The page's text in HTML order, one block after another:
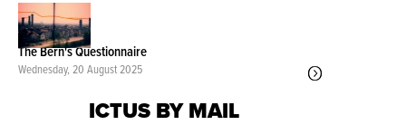
The Bern's Questionnaire
Wednesday, 20 August 2025
ICTUS BY MAIL